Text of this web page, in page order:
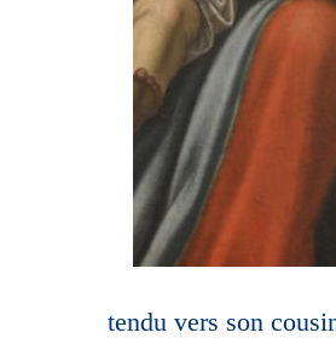
tendu vers son